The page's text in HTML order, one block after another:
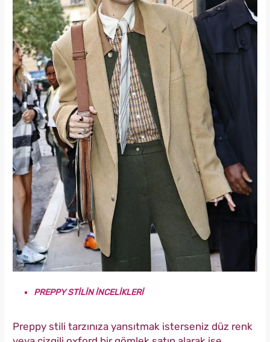
PREPPY STİLİN İNCELİKLERİ
Preppy stili tarzınıza yansıtmak isterseniz düz renk